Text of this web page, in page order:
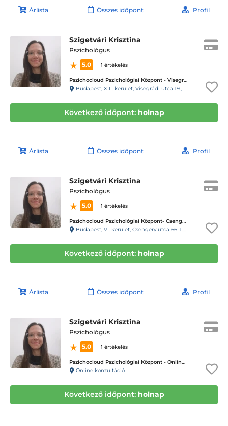
Árlista Összes időpont Profil
Szigetvári Krisztina
Pszichológus
5.0
1 értékelés
Pszichocloud Pszichológiai Központ - Visegrádi utca / Nyugati
Budapest, XIII. kerület, Visegrádi utca 19., 1. emelet 5. ajtó, 22-es kapucsengő
Következő időpont: holnap
Árlista Összes időpont Profil
Szigetvári Krisztina
Pszichológus
5.0
1 értékelés
Pszichocloud Pszichológiai Központ- Csengery utca/Oktogon
Budapest, VI. kerület, Csengery utca 66. 1.emelet 13-as ajtó, 19-es kapucsengő
Következő időpont: holnap
Árlista Összes időpont Profil
Szigetvári Krisztina
Pszichológus
5.0
1 értékelés
Pszichocloud Pszichológiai Központ - Online ügyfélfogadás
Online konzultáció
Következő időpont: holnap